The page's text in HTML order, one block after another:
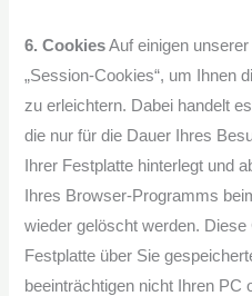
6. CookiesAuf einigen
„Session-Cookies“, um Ihnen
zu erleichtern. Dabei handelt
die nur für die Dauer Ihres
Ihrer Festplatte hinterlegt und
Ihres Browser-Programms
wieder gelöscht werden.
Festplatte über Sie
beeinträchtigen nicht Ihren PC